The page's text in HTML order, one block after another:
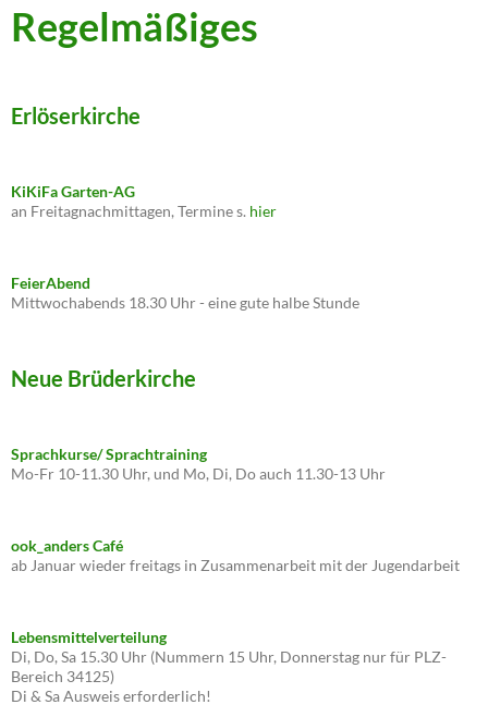
Regelmäßiges
Erlöserkirche
KiKiFa Garten-AG
an Freitagnachmittagen, Termine s. hier
FeierAbend
Mittwochabends 18.30 Uhr - eine gute halbe Stunde
Neue Brüderkirche
Sprachkurse/ Sprachtraining
Mo-Fr 10-11.30 Uhr, und Mo, Di, Do auch 11.30-13 Uhr
ook_anders Café
ab Januar wieder freitags in Zusammenarbeit mit der Jugendarbeit
Lebensmittelverteilung
Di, Do, Sa 15.30 Uhr (Nummern 15 Uhr, Donnerstag nur für PLZ-
Bereich 34125)
Di & Sa Ausweis erforderlich!